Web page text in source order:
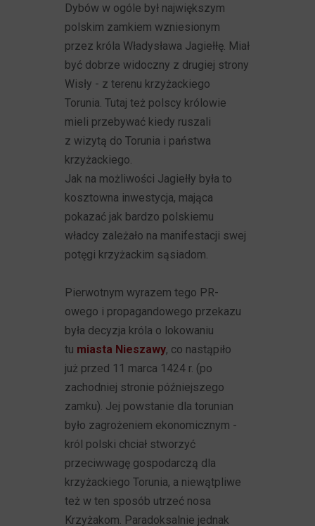
Dybów w ogóle był największym
polskim zamkiem wzniesionym
przez króla Władysława Jagiełłę. Miał
być dobrze widoczny z drugiej strony
Wisły - z terenu krzyżackiego
Torunia. Tutaj też polscy królowie
mieli przebywać kiedy ruszali
z wizytą do Torunia i państwa
krzyżackiego.
Jak na możliwości Jagiełły była to
kosztowna inwestycja, mająca
pokazać jak bardzo polskiemu
władcy zależało na manifestacji swej
potęgi krzyżackim sąsiadom.
Pierwotnym wyrazem tego PR-
owego i propagandowego przekazu
była decyzja króla o lokowaniu
tu miasta Nieszawy, co nastąpiło
już przed 11 marca 1424 r. (po
zachodniej stronie późniejszego
zamku). Jej powstanie dla torunian
było zagrożeniem ekonomicznym -
król polski chciał stworzyć
przeciwwagę gospodarczą dla
krzyżackiego Torunia, a niewątpliwe
też w ten sposób utrzeć nosa
Krzyżakom. Paradoksalnie jednak